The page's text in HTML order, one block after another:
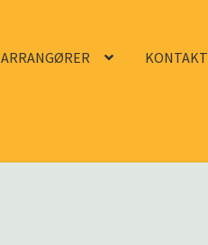
ARRANGØRER KONTAKT